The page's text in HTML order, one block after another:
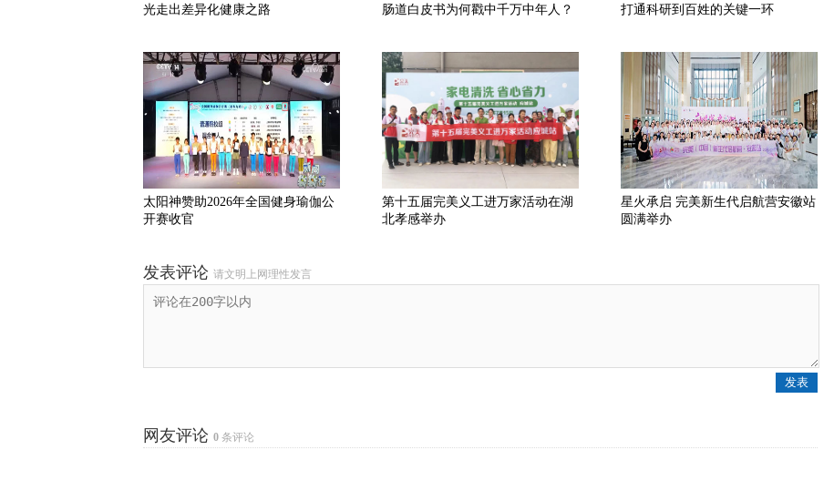
光走出差异化健康之路
肠道白皮书为何戳中千万中年人？
打通科研到百姓的关键一环
太阳神赞助2026年全国健身瑜伽公
开赛收官
第十五届完美义工进万家活动在湖
北孝感举办
星火承启 完美新生代启航营安徽站
圆满举办
发表评论 请文明上网理性发言
网友评论 0 条评论